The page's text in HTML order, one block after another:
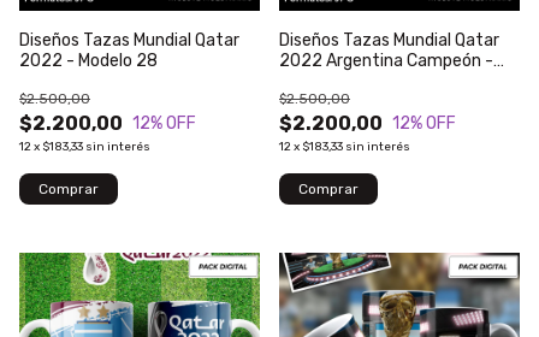
Diseños Tazas Mundial Qatar
2022 - Modelo 28
$2.200,00
$2.500,00
12% OFF
12x $183,33 sin interés
Diseños Tazas Mundial Qatar
2022 Argentina Campeón -
$2.200,00
$2.500,00
12% OFF
12x $183,33 sin interés